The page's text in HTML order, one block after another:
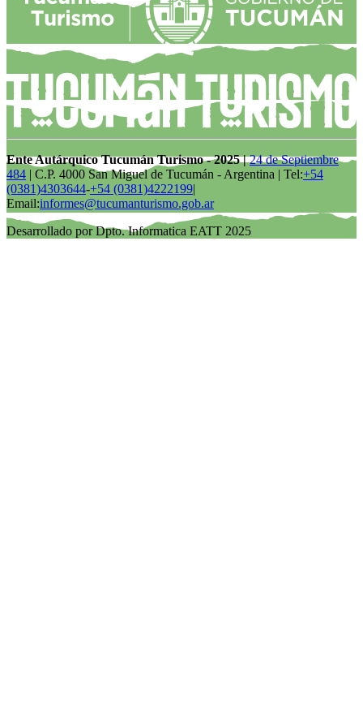
Ente Autárquico Tucumán Turismo - 2025 |24 de Septiembre
484 | C.P. 4000 San Miguel de Tucumán - Argentina | Tel:+54
(0381)4303644-+54 (0381)4222199|
Email:informes@tucumanturismo.gob.ar
Desarrollado por Dpto. Informatica EATT 2025